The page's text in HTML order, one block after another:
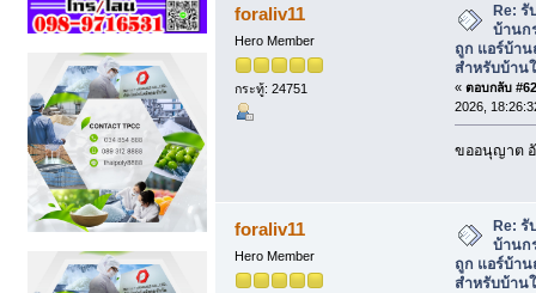
foraliv11
Hero Member
กระทู้: 24751
Re: รั
บ้านก
ถูก แอร์บ้า
สำหรับบ้าน
« ตอบกลับ
2026,
ขออนุญาต
foraliv11
Hero Member
Re: รั
บ้านก
ถูก แอร์บ้า
สำหรับบ้าน